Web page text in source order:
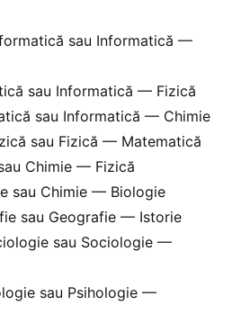
sau Informatică —
sau Informatică — Fizică
sau Informatică — Chimie
sau Fizică — Matematică
Chimie — Fizică
sau Chimie — Biologie
sau Geografie — Istorie
sau Sociologie —
sau Psihologie —